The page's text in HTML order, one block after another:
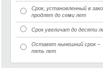
Срок, установленный в
продлят до семи лет
Срок увеличат до десяти
Оставят нынешний срок –
пять лет